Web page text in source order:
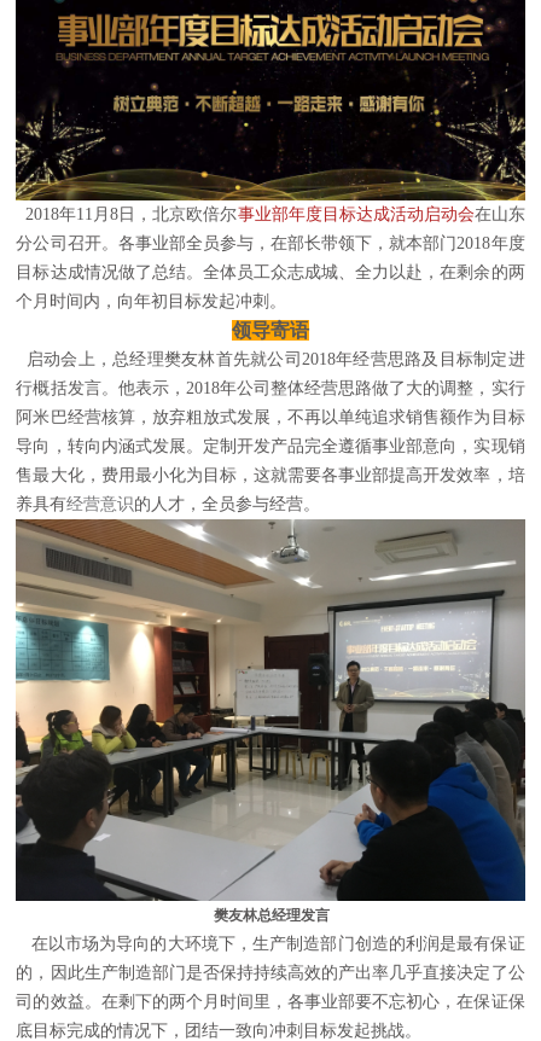
2018年11月8日，北京欧倍尔事业部年度目标达成活动启动会在山东
分公司召开。各事业部全员参与，在部长带领下，就本部门2018年度
目标达成情况做了总结。全体员工众志成城、全力以赴，在剩余的两
个月时间内，向年初目标发起冲刺。
领导寄语
启动会上，总经理樊友林首先就公司2018年经营思路及目标制定进
行概括发言。他表示，2018年公司整体经营思路做了大的调整，实行
阿米巴经营核算，放弃粗放式发展，不再以单纯追求销售额作为目标
导向，转向内涵式发展。定制开发产品完全遵循事业部意向，实现销
售最大化，费用最小化为目标，这就需要各事业部提高开发效率，培
养具有经营意识的人才，全员参与经营。
樊友林总经理发言
在以市场为导向的大环境下，生产制造部门创造的利润是最有保证
的，因此生产制造部门是否保持持续高效的产出率几乎直接决定了公
司的效益。在剩下的两个月时间里，各事业部要不忘初心，在保证保
底目标完成的情况下，团结一致向冲刺目标发起挑战。